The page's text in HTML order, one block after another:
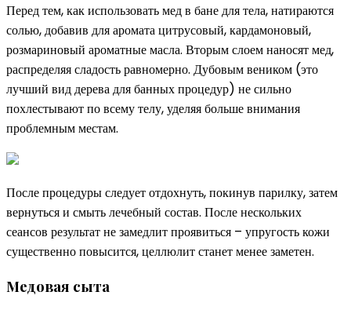
Перед тем, как использовать мед в бане для тела, натираются
солью, добавив для аромата цитрусовый, кардамоновый,
розмариновый ароматные масла. Вторым слоем наносят мед,
распределяя сладость равномерно. Дубовым веником (это
лучший вид дерева для банных процедур) не сильно
похлестывают по всему телу, уделяя больше внимания
проблемным местам.
После процедуры следует отдохнуть, покинув парилку, затем
вернуться и смыть лечебный состав. После нескольких
сеансов результат не замедлит проявиться – упругость кожи
существенно повысится, целлюлит станет менее заметен.
Медовая сыта